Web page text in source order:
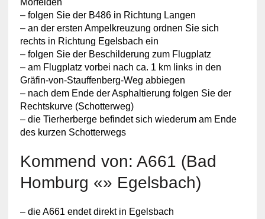
Mörfelden
– folgen Sie der B486 in Richtung Langen
– an der ersten Ampelkreuzung ordnen Sie sich
rechts in Richtung Egelsbach ein
– folgen Sie der Beschilderung zum Flugplatz
– am Flugplatz vorbei nach ca. 1 km links in den
Gräfin-von-Stauffenberg-Weg abbiegen
– nach dem Ende der Asphaltierung folgen Sie der
Rechtskurve (Schotterweg)
– die Tierherberge befindet sich wiederum am Ende
des kurzen Schotterwegs
Kommend von: A661 (Bad
Homburg «» Egelsbach)
– die A661 endet direkt in Egelsbach